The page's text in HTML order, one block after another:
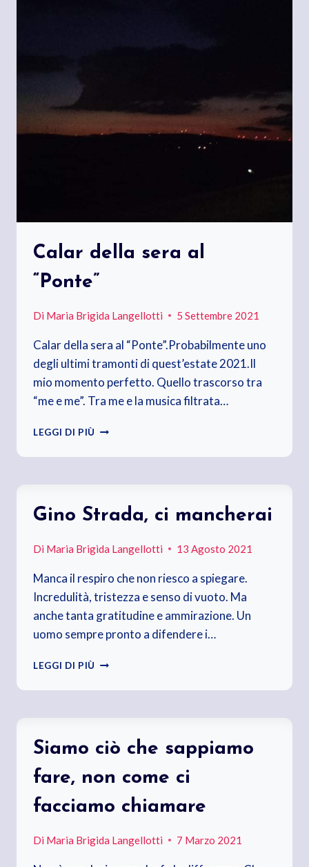
Calar della sera al
“Ponte”
Di Maria Brigida Langellotti 5 Settembre 2021
Calar della sera al “Ponte”.Probabilmente uno
degli ultimi tramonti di quest’estate 2021.Il
mio momento perfetto. Quello trascorso tra
“me e me”. Tra me e la musica filtrata…
LEGGI DI PIÙ CALAR
SERA
Gino Strada, ci mancherai
Di Maria Brigida Langellotti 13 Agosto 2021
Manca il respiro che non riesco a spiegare.
Incredulità, tristezza e senso di vuoto. Ma
anche tanta gratitudine e ammirazione. Un
uomo sempre pronto a difendere i…
LEGGI DI PIÙ GINO
CI
Siamo ciò che sappiamo
fare, non come ci
facciamo chiamare
Di Maria Brigida Langellotti 7 Marzo 2021